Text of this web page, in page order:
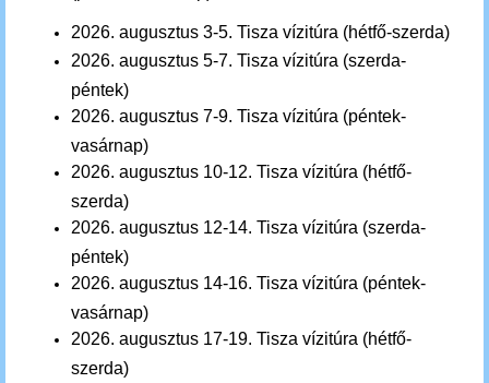
2026. augusztus 3-5. Tisza vízitúra (hétfő-szerda)
2026. augusztus 5-7. Tisza vízitúra (szerda-
péntek)
2026. augusztus 7-9. Tisza vízitúra (péntek-
vasárnap)
2026. augusztus 10-12. Tisza vízitúra (hétfő-
szerda)
2026. augusztus 12-14. Tisza vízitúra (szerda-
péntek)
2026. augusztus 14-16. Tisza vízitúra (péntek-
vasárnap)
2026. augusztus 17-19. Tisza vízitúra (hétfő-
szerda)